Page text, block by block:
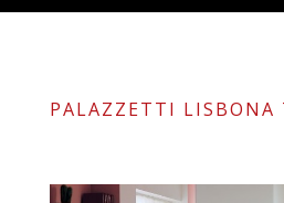
PALAZZETTI LISBONA